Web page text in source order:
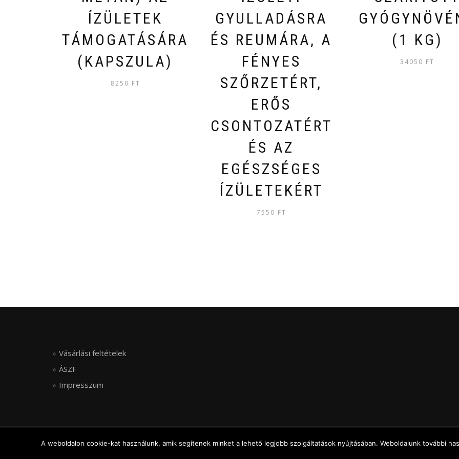
ÍZÜLETEK
TÁMOGATÁSÁRA
(KAPSZULA)
8250 FT
GYULLADÁSRA
ÉS REUMÁRA, A
FÉNYES
SZŐRZETÉRT,
ERŐS
CSONTOZATÉRT
ÉS AZ
EGÉSZSÉGES
ÍZÜLETEKÉRT
7550 FT
(1 KG)
34050 FT
Vásárlási feltételek
ÁSZF
Impresszum
© FLEXIJOINT, ALL RIGHTS RESERVED
A weboldalon cookie-kat használunk, amik segítenek minket a lehető legjobb szolgáltatások nyújtásában. Weboldalunk további